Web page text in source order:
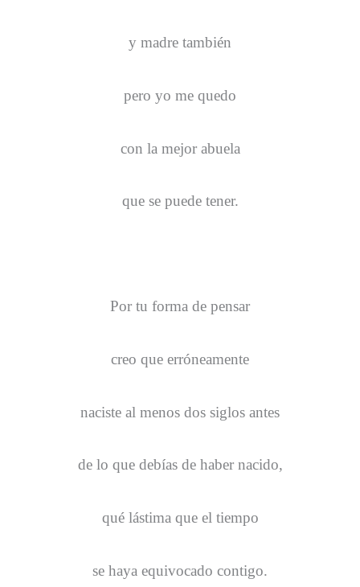
y madre también
pero yo me quedo
con la mejor abuela
que se puede tener.
Por tu forma de pensar
creo que erróneamente
naciste al menos dos siglos antes
de lo que debías de haber nacido,
qué lástima que el tiempo
se haya equivocado contigo.